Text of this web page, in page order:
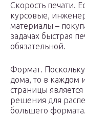
Скорость печати.
курсовые,
материалы –
задачах быстрая
обязательной.
Формат.
дома, то в каждом
страницы
решения для
большего формата.